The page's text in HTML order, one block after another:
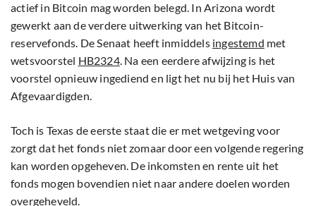
actief in Bitcoin mag worden belegd. In Arizona wordt
gewerkt aan de verdere uitwerking van het Bitcoin-
reservefonds. De Senaat heeft inmiddels ingestemd met
wetsvoorstel HB2324. Na een eerdere afwijzing is het
voorstel opnieuw ingediend en ligt het nu bij het Huis van
Afgevaardigden.
Toch is Texas de eerste staat die er met wetgeving voor
zorgt dat het fonds niet zomaar door een volgende regering
kan worden opgeheven. De inkomsten en rente uit het
fonds mogen bovendien niet naar andere doelen worden
overgeheveld.